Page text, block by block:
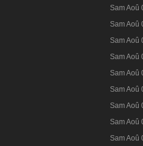
Sam Aoû
Sam Aoû
Sam Aoû
Sam Aoû
Sam Aoû
Sam Aoû
Sam Aoû
Sam Aoû
Sam Aoû